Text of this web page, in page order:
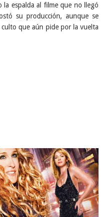
la espalda al filme que no llegó
su producción, aunque se
que aún pide por la vuelta